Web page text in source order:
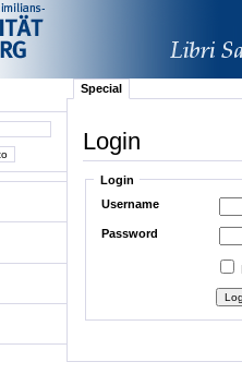
Special
Login
Login
Username
Password